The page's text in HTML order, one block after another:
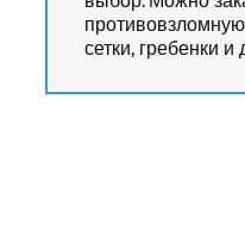
сетки, гребенки и